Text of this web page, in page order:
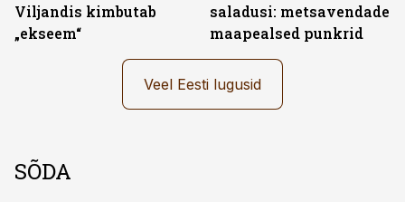
Viljandis kimbutab
„ekseem“
saladusi: metsavendade
maapealsed punkrid
Veel Eesti lugusid
SÕDA